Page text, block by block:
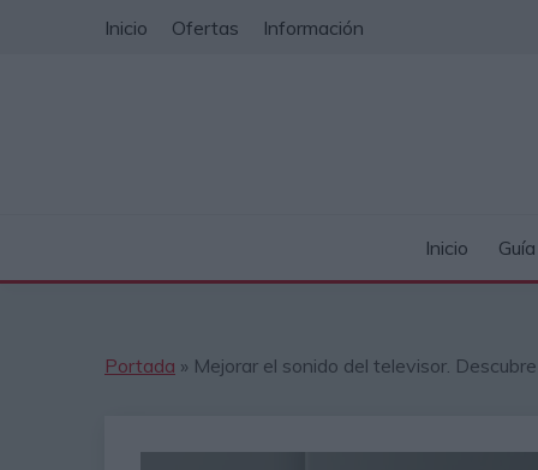
Inicio Ofertas Información
Inicio
Portada » Mejorar el sonido del televisor.